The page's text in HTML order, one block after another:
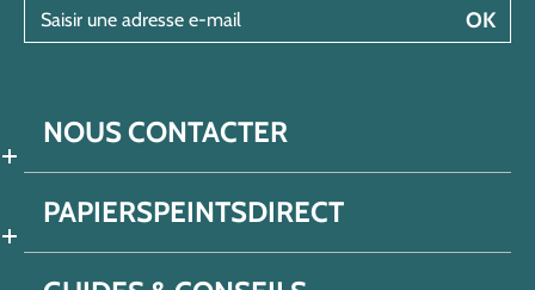
OK
NOUS CONTACTER
PAPIERSPEINTSDIRECT